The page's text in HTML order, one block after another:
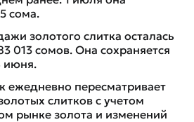
сома.
золотого слитка осталась
013 сомов. Она сохраняется
июня.
ежедневно пересматривает
слитков с учетом
рынке золота и изменений